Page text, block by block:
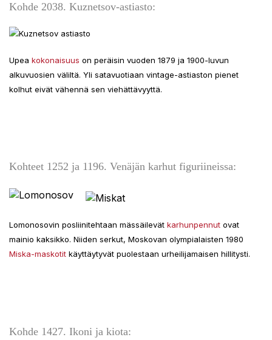
Kohde 2038. Kuznetsov-astiasto:
Upea kokonaisuus on peräisin vuoden 1879 ja 1900-luvun
alkuvuosien väliltä. Yli satavuotiaan vintage-astiaston pienet
kolhut eivät vähennä sen viehättävyyttä.
Kohteet 1252 ja 1196. Venäjän karhut figuriineissa:
Lomonosovin posliinitehtaan mässäilevät karhunpennut ovat
mainio kaksikko. Niiden serkut, Moskovan olympialaisten 1980
Miska-maskotit käyttäytyvät puolestaan urheilijamaisen hillitysti.
Kohde 1427. Ikoni ja kiota: